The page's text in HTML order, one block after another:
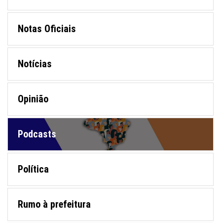
Notas Oficiais
Notícias
Opinião
Podcasts
Política
Rumo à prefeitura